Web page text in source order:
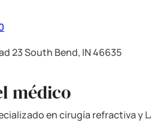
23 South Bend, IN 46635
médico
en cirugía refractiva y